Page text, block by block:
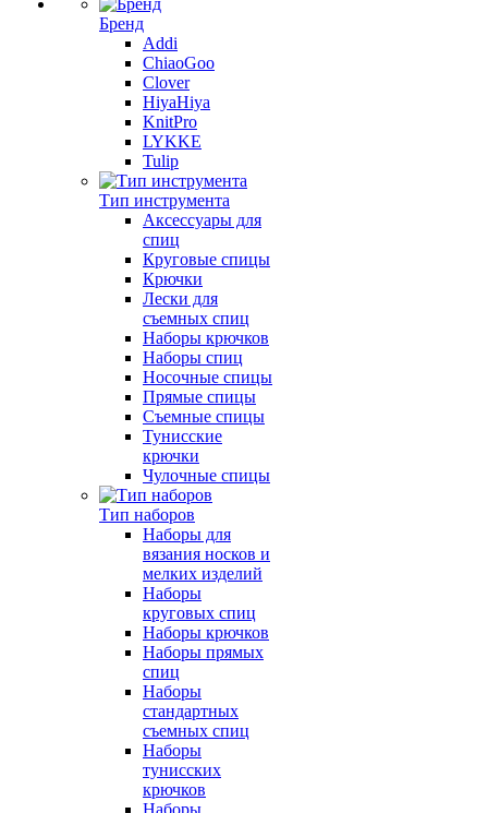
Бренд
Addi
ChiaoGoo
Clover
HiyaHiya
KnitPro
LYKKE
Tulip
Тип инструмента
Аксессуары для
спиц
Круговые спицы
Крючки
Лески для
съемных спиц
Наборы крючков
Наборы спиц
Носочные спицы
Прямые спицы
Съемные спицы
Тунисские
крючки
Чулочные спицы
Тип наборов
Наборы для
вязания носков и
мелких изделий
Наборы
круговых спиц
Наборы крючков
Наборы прямых
спиц
Наборы
стандартных
съемных спиц
Наборы
тунисских
крючков
Наборы